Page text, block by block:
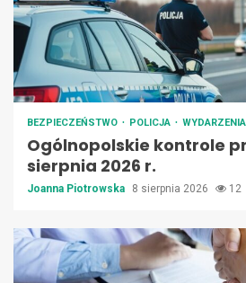
BEZPIECZEŃSTWO POLICJA WYDARZENIA
Ogólnopolskie kontrole
sierpnia 2026 r.
Joanna Piotrowska 8 sierpnia 2026 12